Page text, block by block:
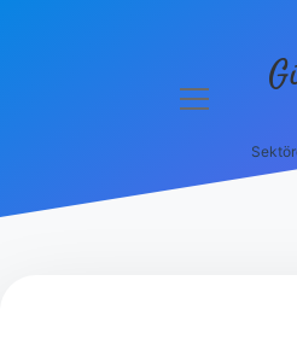
menüyü